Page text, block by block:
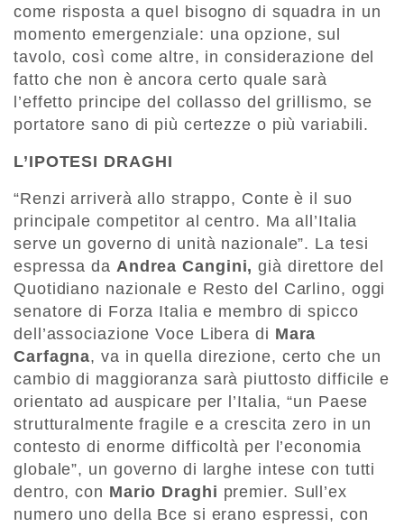
come risposta a quel bisogno di squadra in un
momento emergenziale: una opzione, sul
tavolo, così come altre, in considerazione del
fatto che non è ancora certo quale sarà
l’effetto principe del collasso del grillismo, se
portatore sano di più certezze o più variabili.
L’IPOTESI DRAGHI
“Renzi arriverà allo strappo, Conte è il suo
principale competitor al centro. Ma all’Italia
serve un governo di unità nazionale”. La tesi
espressa da Andrea Cangini, già direttore del
Quotidiano nazionale e Resto del Carlino, oggi
senatore di Forza Italia e membro di spicco
dell’associazione Voce Libera di Mara
Carfagna, va in quella direzione, certo che un
cambio di maggioranza sarà piuttosto difficile e
orientato ad auspicare per l’Italia, “un Paese
strutturalmente fragile e a crescita zero in un
contesto di enorme difficoltà per l’economia
globale”, un governo di larghe intese con tutti
dentro, con Mario Draghi premier. Sull’ex
numero uno della Bce si erano espressi, con